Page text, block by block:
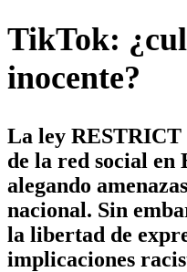
TikTok:
inocente?
La ley
de la red social en
alegando
nacional. Sin
la libertad de
implicaciones